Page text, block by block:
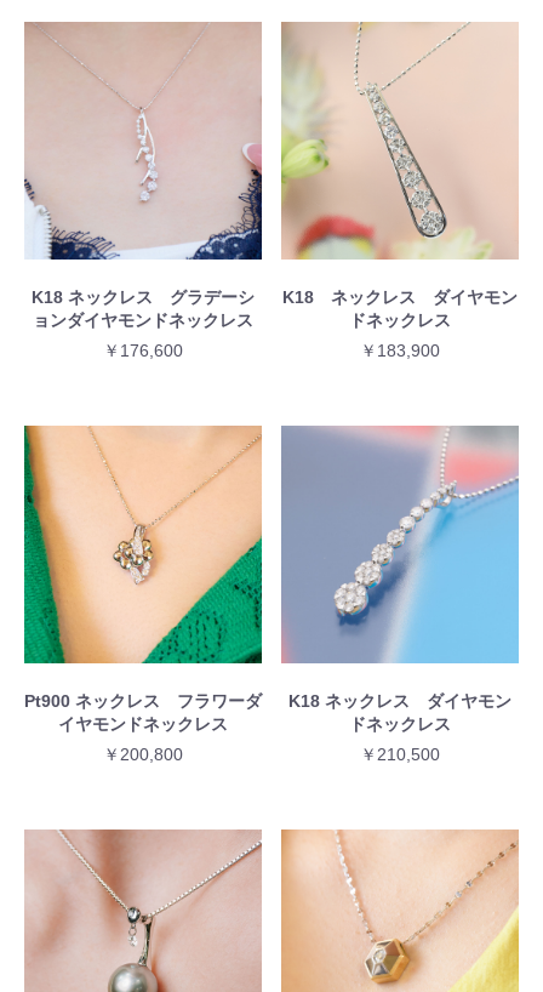
K18 ネックレス グラデーシ
ョンダイヤモンドネックレス
￥176,600
K18 ネックレス ダイヤモン
ドネックレス
￥183,900
Pt900 ネックレス フラワーダ
イヤモンドネックレス
￥200,800
K18 ネックレス ダイヤモン
ドネックレス
￥210,500